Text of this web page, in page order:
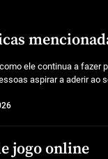
ele continua a fazer
aspirar a aderir ao
jogo online